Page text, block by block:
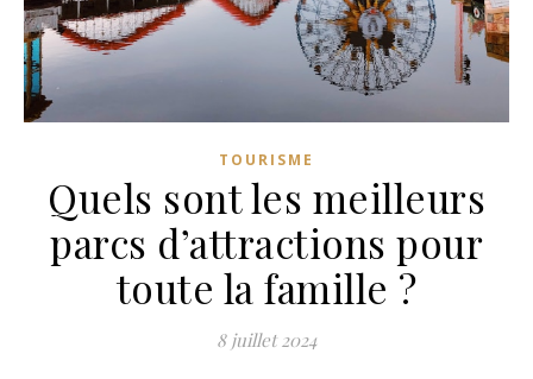
TOURISME
Quels sont les meilleurs
parcs d’attractions pour
toute la famille ?
8 juillet 2024